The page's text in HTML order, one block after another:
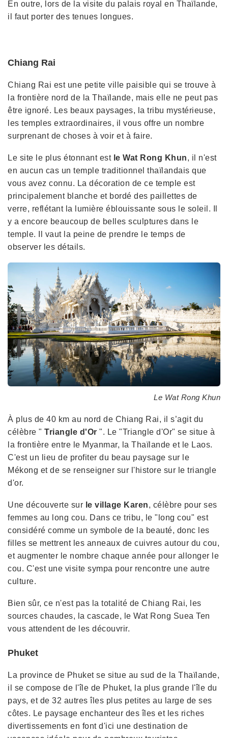
En outre, lors de la visite du palais royal en Thaïlande,
il faut porter des tenues longues.
Chiang Rai
Chiang Rai est une petite ville paisible qui se trouve à
la frontière nord de la Thaïlande, mais elle ne peut pas
être ignoré. Les beaux paysages, la tribu mystérieuse,
les temples extraordinaires, il vous offre un nombre
surprenant de choses à voir et à faire.
Le site le plus étonnant est le Wat Rong Khun, il n'est
en aucun cas un temple traditionnel thaïlandais que
vous avez connu. La décoration de ce temple est
principalement blanche et bordé des paillettes de
verre, reflétant la lumière éblouissante sous le soleil. Il
y a encore beaucoup de belles sculptures dans le
temple. Il vaut la peine de prendre le temps de
observer les détails.
Le Wat Rong Khun
À plus de 40 km au nord de Chiang Rai, il s’agit du
célèbre " Triangle d'Or ". Le "Triangle d'Or" se situe à
la frontière entre le Myanmar, la Thaïlande et le Laos.
C'est un lieu de profiter du beau paysage sur le
Mékong et de se renseigner sur l'histore sur le triangle
d'or.
Une découverte sur le village Karen, célèbre pour ses
femmes au long cou. Dans ce tribu, le "long cou" est
considéré comme un symbole de la beauté, donc les
filles se mettrent les anneaux de cuivres autour du cou,
et augmenter le nombre chaque année pour allonger le
cou. C'est une visite sympa pour rencontre une autre
culture.
Bien sûr, ce n'est pas la totalité de Chiang Rai, les
sources chaudes, la cascade, le Wat Rong Suea Ten
vous attendent de les découvrir.
Phuket
La province de Phuket se situe au sud de la Thaïlande,
il se compose de l'île de Phuket, la plus grande l'île du
pays, et de 32 autres îles plus petites au large de ses
côtes. Le paysage enchanteur des îles et les riches
divertissements en font d'ici une destination de